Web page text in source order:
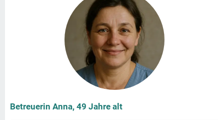
Betreuerin Anna, 49 Jahre alt